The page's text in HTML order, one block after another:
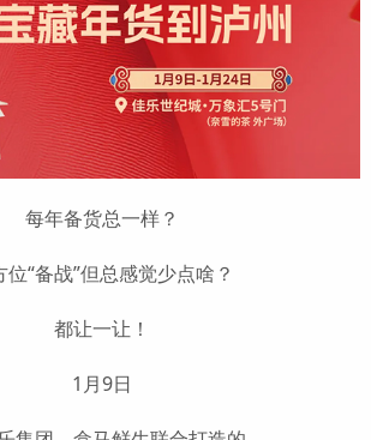
每年备货总一样？
位“备战”但总感觉少点啥？
都让一让！
1月9日